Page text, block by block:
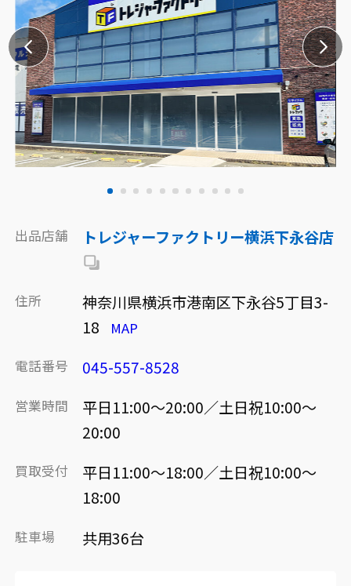
出品店舗 トレジャーファクトリー横浜下永谷店
住所
神奈川県横浜市港南区下永谷5丁目3-
18
MAP
電話番号 045-557-8528
営業時間
平日11:00～20:00／土日祝10:00～
20:00
買取受付
平日11:00～18:00／土日祝10:00～
18:00
駐車場 共用36台